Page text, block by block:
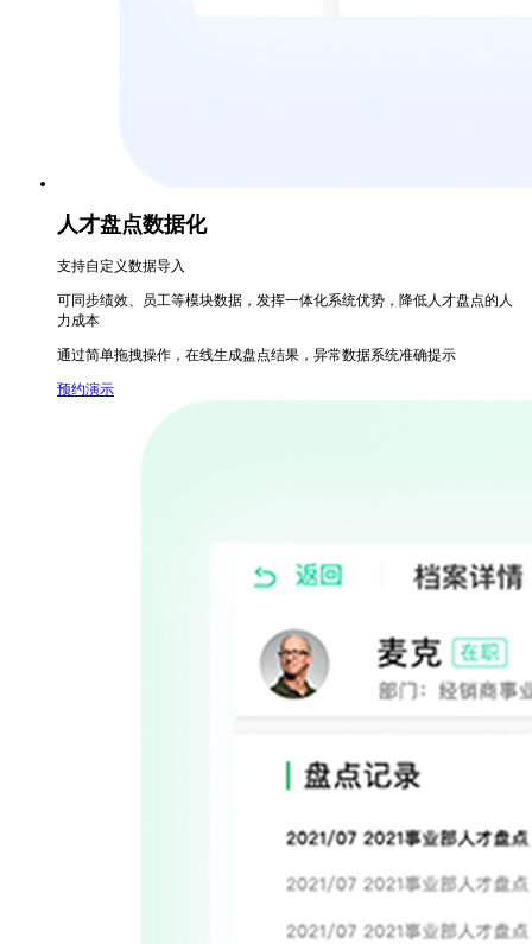
人才盘点数据化
支持自定义数据导入
可同步绩效、员工等模块数据，发挥一体化系统优势，降低人才盘点的人
力成本
通过简单拖拽操作，在线生成盘点结果，异常数据系统准确提示
预约演示